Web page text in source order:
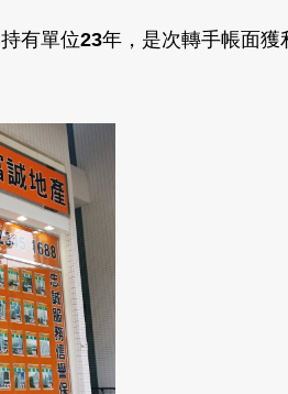
持有單位23年，是次轉手帳面獲